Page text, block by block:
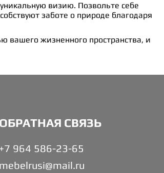
визию. Позвольте себе
заботе о природе благодаря
вашего жизненного пространства, и
ОБРАТНАЯ СВЯЗЬ
+7 964 586-23-65
mebelrusi@mail.ru